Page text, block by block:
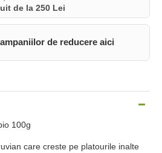
de la 250 Lei
de reducere aici
100g
care creste pe platourile inalte